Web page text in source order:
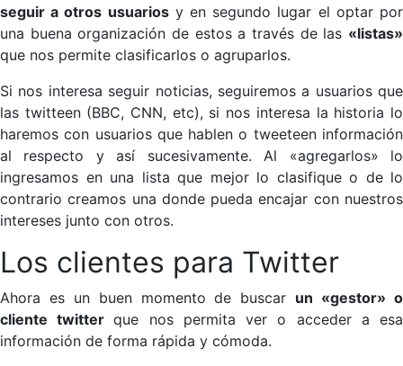
seguir a otros usuariosy en segundo lugar el optar por
una buena organización de estos a través de las «listas»
que nos permite clasificarlos o agruparlos.
Si nos interesa seguir noticias, seguiremos a usuarios que
las twitteen (BBC, CNN, etc), si nos interesa la historia lo
haremos con usuarios que hablen o tweeteen información
al respecto y así sucesivamente. Al «agregarlos» lo
ingresamos en una lista que mejor lo clasifique o de lo
contrario creamos una donde pueda encajar con nuestros
intereses junto con otros.
Los clientes para Twitter
Ahora es un buen momento de buscar un «gestor» o
cliente twitterque nos permita ver o acceder a esa
información de forma rápida y cómoda.